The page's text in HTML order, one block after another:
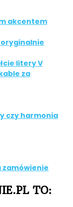
akcentem
oryginalnie
litery V
czy harmonia
TO: